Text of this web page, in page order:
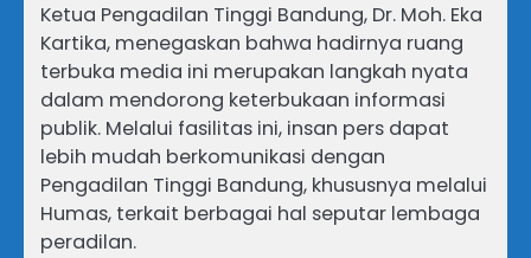
Ketua Pengadilan Tinggi Bandung, Dr. Moh. Eka
Kartika, menegaskan bahwa hadirnya ruang
terbuka media ini merupakan langkah nyata
dalam mendorong keterbukaan informasi
publik. Melalui fasilitas ini, insan pers dapat
lebih mudah berkomunikasi dengan
Pengadilan Tinggi Bandung, khususnya melalui
Humas, terkait berbagai hal seputar lembaga
peradilan.